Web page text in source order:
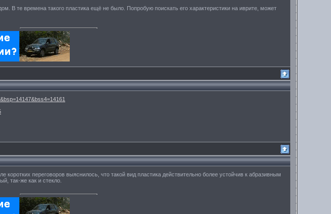
В те времена такого пластика ещё не было. Попробую поискать его характеристики на иврите, может
коротких переговоров выяснилось, что такой вид пластика действительно более устойчив к абразивным
так-же как и стекло.